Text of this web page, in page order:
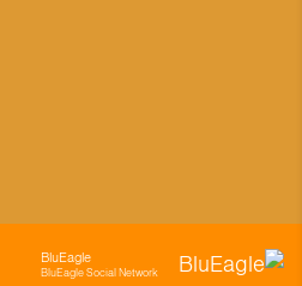
BluEagle
BluEagle Social Network